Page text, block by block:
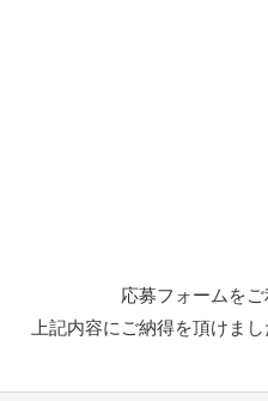
応募フォームを
上記内容にご納得を頂けま